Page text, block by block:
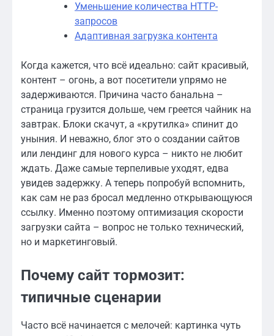
Уменьшение количества HTTP-
запросов
Адаптивная загрузка контента
Когда кажется, что всё идеально: сайт красивый,
контент – огонь, а вот посетители упрямо не
задерживаются. Причина часто банальна –
страница грузится дольше, чем греется чайник на
завтрак. Блоки скачут, а «крутилка» спинит до
уныния. И неважно, блог это о создании сайтов
или лендинг для нового курса – никто не любит
ждать. Даже самые терпеливые уходят, едва
увидев задержку. А теперь попробуй вспомнить,
как сам не раз бросал медленно открывающуюся
ссылку. Именно поэтому оптимизация скорости
загрузки сайта – вопрос не только технический,
но и маркетинговый.
Почему сайт тормозит:
типичные сценарии
Часто всё начинается с мелочей: картинка чуть